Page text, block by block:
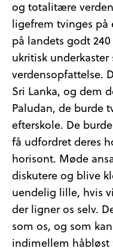
og totalitære
ligefrem tvinges på
på landets godt
ukritisk
verdensopfattelse.
Sri Lanka, og dem
Paludan, de burde
efterskole. De
få udfordret deres
horisont. Møde
diskutere og blive
uendelig lille, hvis
der ligner os selv.
som os, og som
indimellem håbløst